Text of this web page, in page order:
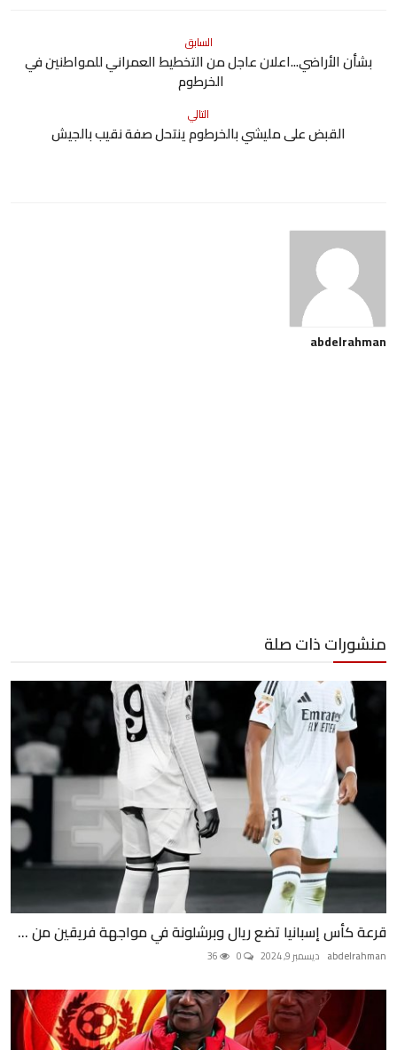
السابق
بشأن الأراضي...اعلان عاجل من التخطيط العمراني للمواطنين في
الخرطوم
التالي
القبض على مليشي بالخرطوم ينتحل صفة نقيب بالجيش
abdelrahman
منشورات ذات صلة
قرعة كأس إسبانيا تضع ريال وبرشلونة في مواجهة فريقين من ...
abdelrahman ديسمبر 9, 2024